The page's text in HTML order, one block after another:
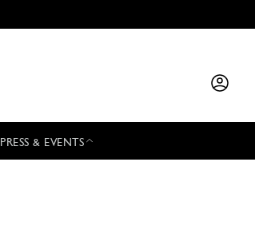
PRESS & EVENTS